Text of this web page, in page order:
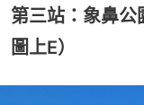
第三站：象鼻公
圖上E）